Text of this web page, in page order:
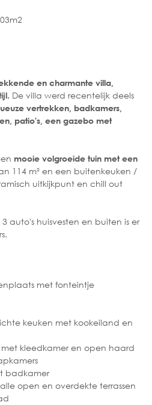
en charmante villa,
De villa werd recentelijk deels
vertrekken, badkamers,
patio's, een gazebo met
mooie volgroeide tuin met een
114 m² en een buitenkeuken /
uitkijkpunt en chill out
auto's huisvesten en buiten is er
met fonteintje
keuken met kookeiland en
met kleedkamer en open haard
badkamer
open en overdekte terrassen